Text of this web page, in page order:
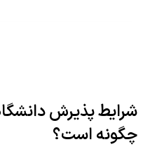
شرایط پذیرش
چگونه است؟